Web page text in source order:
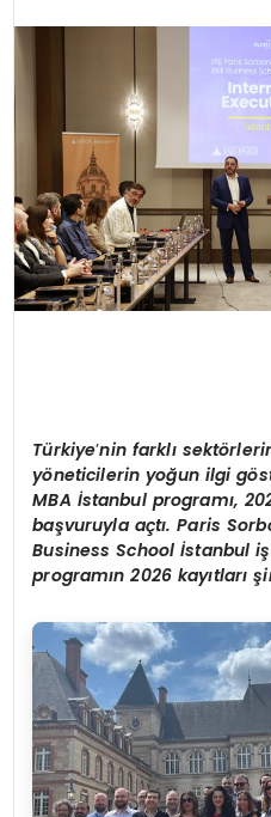
Türkiye’nin farklı sektö
yöneticilerin yoğun ilgi gö
MBA İstanbul programı,
başvuruyla açtı. Paris
Business School İstanbul
programın 2026 kayıtları